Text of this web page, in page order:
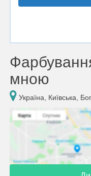
мною
Україна, Київська,